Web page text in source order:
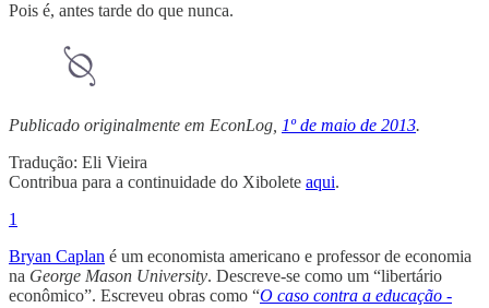
Pois é, antes tarde do que nunca.
Publicado originalmente em EconLog, 1º de maio de 2013.
Tradução: Eli Vieira
Contribua para a continuidade do Xibolete aqui.
1
Bryan Caplan é um economista americano e professor de economia
na George Mason University. Descreve-se como um “libertário
econômico”. Escreveu obras como “O caso contra a educação -